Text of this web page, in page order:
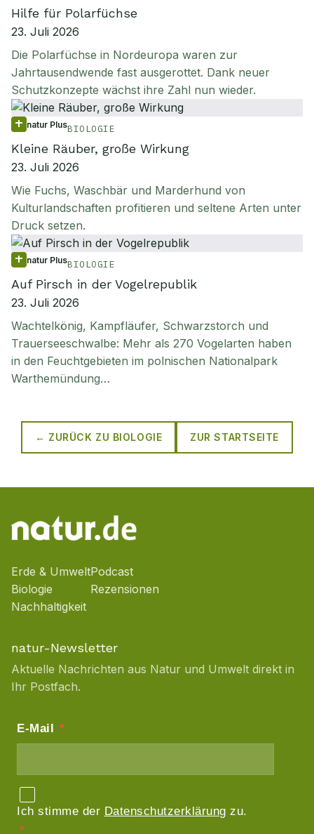
Hilfe für Polarfüchse
23. Juli 2026
Die Polarfüchse in Nordeuropa waren zur
Jahrtausendwende fast ausgerottet. Dank neuer
Schutzkonzepte wächst ihre Zahl nun wieder.
natur PlusBIOLOGIE
Kleine Räuber, große Wirkung
23. Juli 2026
Wie Fuchs, Waschbär und Marderhund von
Kulturlandschaften profitieren und seltene Arten unter
Druck setzen.
natur PlusBIOLOGIE
Auf Pirsch in der Vogelrepublik
23. Juli 2026
Wachtelkönig, Kampfläufer, Schwarzstorch und
Trauerseeschwalbe: Mehr als 270 Vogelarten haben
in den Feuchtgebieten im polnischen Nationalpark
Warthemündung…
← ZURÜCK ZU BIOLOGIE ZUR STARTSEITE
Erde & Umwelt
Biologie
Nachhaltigkeit
Podcast
Rezensionen
natur-Newsletter
Aktuelle Nachrichten aus Natur und Umwelt direkt in
Ihr Postfach.